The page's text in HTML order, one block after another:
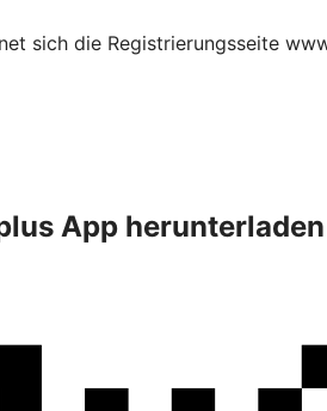
sich die Registrierungsseite
App herunterladen